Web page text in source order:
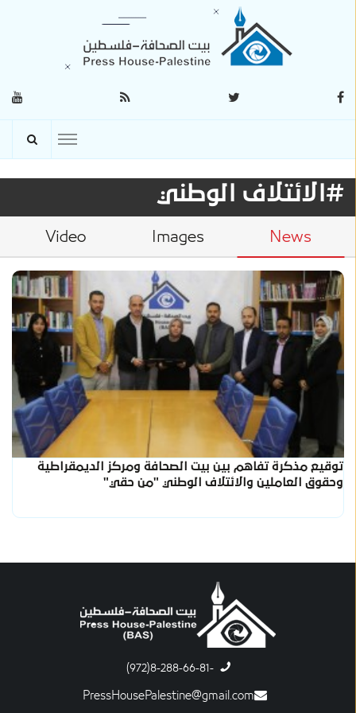
#الائتلاف الوطني
News
Images
Video
توقيع مذكرة تفاهم بين بيت الصحافة ومركز الديمقراطية
وحقوق العاملين والائتلاف الوطني "من حقي"
-8-288-66-81(972)
PressHousePalestine@gmail.com